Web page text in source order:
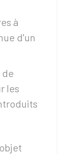
à
d'un
de
les